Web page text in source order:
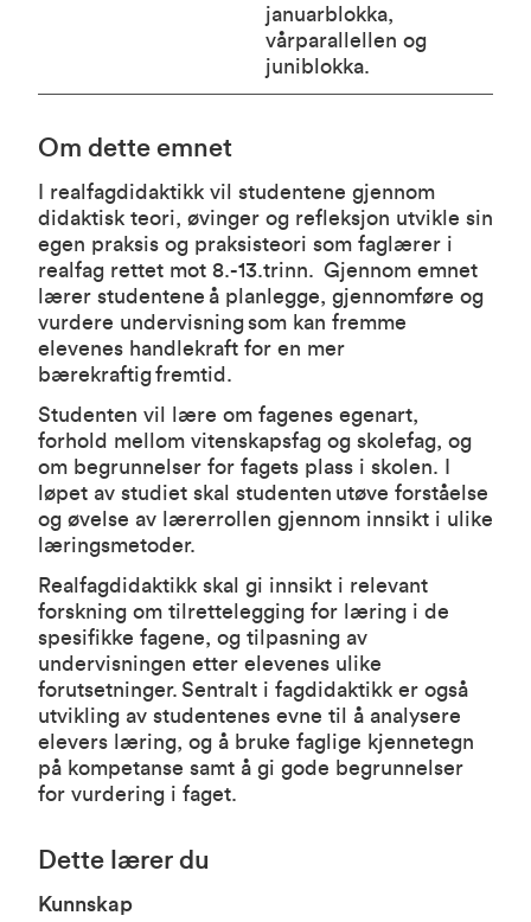
Om dette emnet
I realfagdidaktikk vil studentene gjennom
didaktisk teori, øvinger og refleksjon utvikle sin
egen praksis og praksisteori som faglærer i
realfag rettet mot 8.-13.trinn. Gjennom emnet
lærer studentene å planlegge, gjennomføre og
vurdere undervisning som kan fremme
elevenes handlekraft for en mer
bærekraftig fremtid.
Studenten vil lære om fagenes egenart,
forhold mellom vitenskapsfag og skolefag, og
om begrunnelser for fagets plass i skolen. I
løpet av studiet skal studenten utøve forståelse
og øvelse av lærerrollen gjennom innsikt i ulike
læringsmetoder.
Realfagdidaktikk skal gi innsikt i relevant
forskning om tilrettelegging for læring i de
spesifikke fagene, og tilpasning av
undervisningen etter elevenes ulike
forutsetninger. Sentralt i fagdidaktikk er også
utvikling av studentenes evne til å analysere
elevers læring, og å bruke faglige kjennetegn
på kompetanse samt å gi gode begrunnelser
for vurdering i faget.
Dette lærer du
Kunnskap
januarblokka,
vårparallellen og
juniblokka.